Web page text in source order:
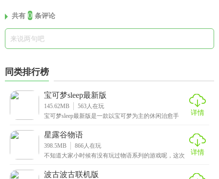
共有 0 条评论
同类排行榜
宝可梦sleep最新版
145.62MB 563 人在玩
宝可梦sleep最新版是一款以宝可梦为主的休闲治愈手
详情
星露谷物语
398.5MB 866 人在玩
不知道大家小时候有没有玩过物语系列的游戏呢，这次
详情
波古波古联机版